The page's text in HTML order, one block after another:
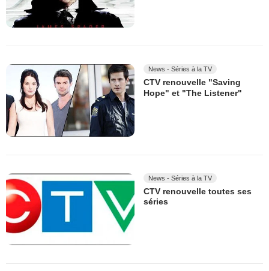
News - Séries à la TV
CTV renouvelle "Saving
Hope" et "The Listener"
News - Séries à la TV
CTV renouvelle toutes ses
séries